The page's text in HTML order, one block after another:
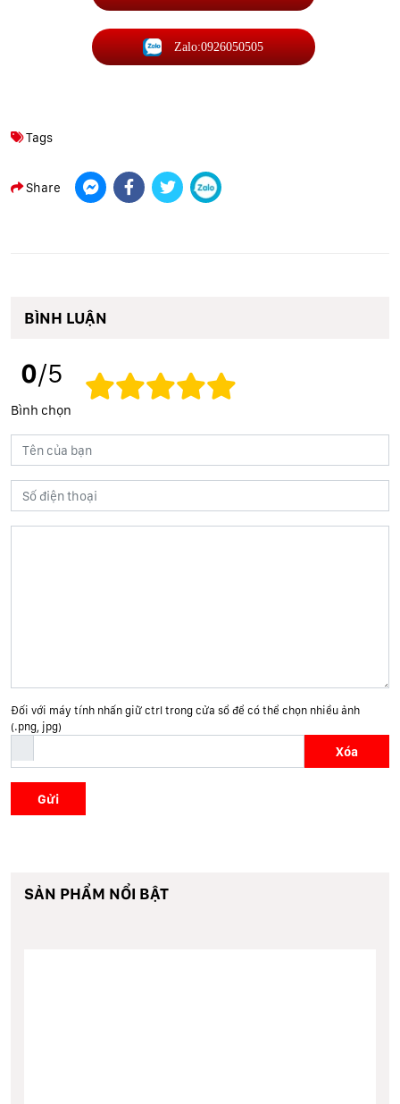
Zalo:0926050505
Tags
Share
BÌNH LUẬN
0/5
Bình chọn
Đối với máy tính nhấn giữ ctrl trong cửa sổ để có thể chọn nhiều ảnh
(.png, jpg)
Xóa
Gửi
SẢN PHẨM NỔI BẬT